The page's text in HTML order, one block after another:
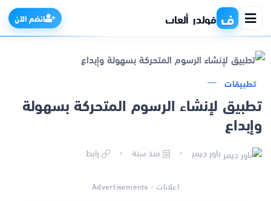
ف فولدر ألعاب انضم الآن
التطبيقات
الألعاب
تطبيقات
تطبيق لإنشاء الرسوم المتحركة بسهولة
وإبداع
باور جيمر منذ سنة رابط
اعلانات - Advertisements